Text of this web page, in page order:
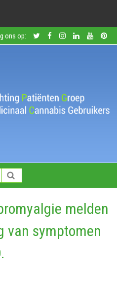
ons op:
melden
van symptomen